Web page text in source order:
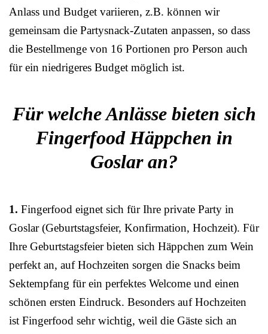
Anlass und Budget variieren, z.B. können wir
gemeinsam die Partysnack-Zutaten anpassen, so dass
die Bestellmenge von 16 Portionen pro Person auch
für ein niedrigeres Budget möglich ist.
Für welche Anlässe bieten sich
Fingerfood Häppchen in
Goslar an?
1. Fingerfood eignet sich für Ihre private Party in
Goslar (Geburtstagsfeier, Konfirmation, Hochzeit). Für
Ihre Geburtstagsfeier bieten sich Häppchen zum Wein
perfekt an, auf Hochzeiten sorgen die Snacks beim
Sektempfang für ein perfektes Welcome und einen
schönen ersten Eindruck. Besonders auf Hochzeiten
ist Fingerfood sehr wichtig, weil die Gäste sich an